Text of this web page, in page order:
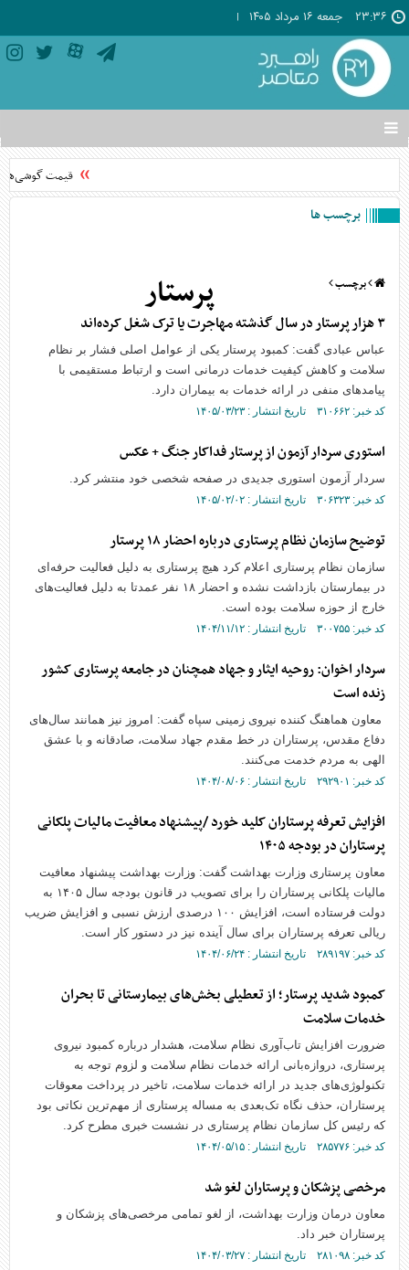
۲۳:۳۶ جمعه ۱۶ مرداد ۱۴۰۵
تغییر
وضعیت
منوی
ها
قیمت گوشی‌های موبایل
برچسب ها
برچسب پرستار
۳ هزار پرستار در سال گذشته مهاجرت یا ترک شغل کرده‌اند
عباس عبادی گفت: کمبود پرستار یکی از عوامل اصلی فشار بر نظام
سلامت و کاهش کیفیت خدمات درمانی است و ارتباط مستقیمی با
پیامد‌های منفی در ارائه خدمات به بیماران دارد.
کد خبر: ۳۱۰۶۶۲ تاریخ انتشار : ۱۴۰۵/۰۳/۲۳
استوری سردار آزمون از پرستار فداکار جنگ + عکس
سردار آزمون استوری جدیدی در صفحه شخصی خود منتشر کرد.
کد خبر: ۳۰۶۳۲۳ تاریخ انتشار : ۱۴۰۵/۰۲/۰۲
توضیح سازمان نظام پرستاری درباره احضار ۱۸ پرستار
سازمان نظام پرستاری اعلام کرد هیچ پرستاری به دلیل فعالیت حرفه‌ای
در بیمارستان بازداشت نشده و احضار ۱۸ نفر عمدتا به دلیل فعالیت‌های
خارج از حوزه سلامت بوده است.
کد خبر: ۳۰۰۷۵۵ تاریخ انتشار : ۱۴۰۴/۱۱/۱۲
سردار اخوان: روحیه ایثار و جهاد همچنان در جامعه پرستاری کشور
زنده است
معاون هماهنگ کننده نیروی زمینی سپاه گفت: امروز نیز همانند سال‌های
دفاع مقدس، پرستاران در خط مقدم جهاد سلامت، صادقانه و با عشق
الهی به مردم خدمت می‌کنند.
کد خبر: ۲۹۲۹۰۱ تاریخ انتشار : ۱۴۰۴/۰۸/۰۶
افزایش تعرفه پرستاران کلید خورد /پیشنهاد معافیت مالیات پلکانی
پرستاران در بودجه ۱۴۰۵
معاون پرستاری وزارت بهداشت گفت: وزارت بهداشت پیشنهاد معافیت
مالیات پلکانی پرستاران را برای تصویب در قانون بودجه سال ۱۴۰۵ به
دولت فرستاده است، افزایش ۱۰۰ درصدی ارزش نسبی و افزایش ضریب
ریالی تعرفه پرستاران برای سال آینده نیز در دستور کار است.
کد خبر: ۲۸۹۱۹۷ تاریخ انتشار : ۱۴۰۴/۰۶/۲۴
کمبود شدید پرستار؛ از تعطیلی بخش‌های بیمارستانی تا بحران
خدمات سلامت
ضرورت افزایش تاب‌آوری نظام سلامت، هشدار درباره کمبود نیروی
پرستاری، دروازه‌بانی ارائه خدمات نظام سلامت و لزوم توجه به
تکنولوژی‌های جدید در ارائه خدمات سلامت، تاخیر در پرداخت معوقات
پرستاران، حذف نگاه تک‌بعدی به مساله پرستاری از مهم‌ترین نکاتی بود
که رئیس کل سازمان نظام پرستاری در نشست خبری مطرح کرد.
کد خبر: ۲۸۵۷۷۶ تاریخ انتشار : ۱۴۰۴/۰۵/۱۵
مرخصی پزشکان و پرستاران لغو شد
معاون درمان وزارت بهداشت، از لغو تمامی مرخصی‌های پزشکان و
پرستاران خبر داد.
کد خبر: ۲۸۱۰۹۸ تاریخ انتشار : ۱۴۰۴/۰۳/۲۷